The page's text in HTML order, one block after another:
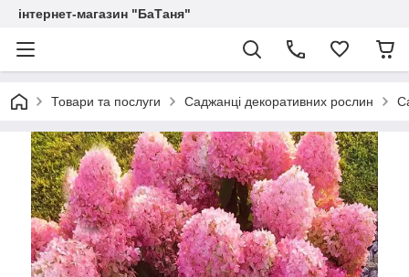
інтернет-магазин "БаТаня"
Товари та послуги Саджанці декоративних рослин